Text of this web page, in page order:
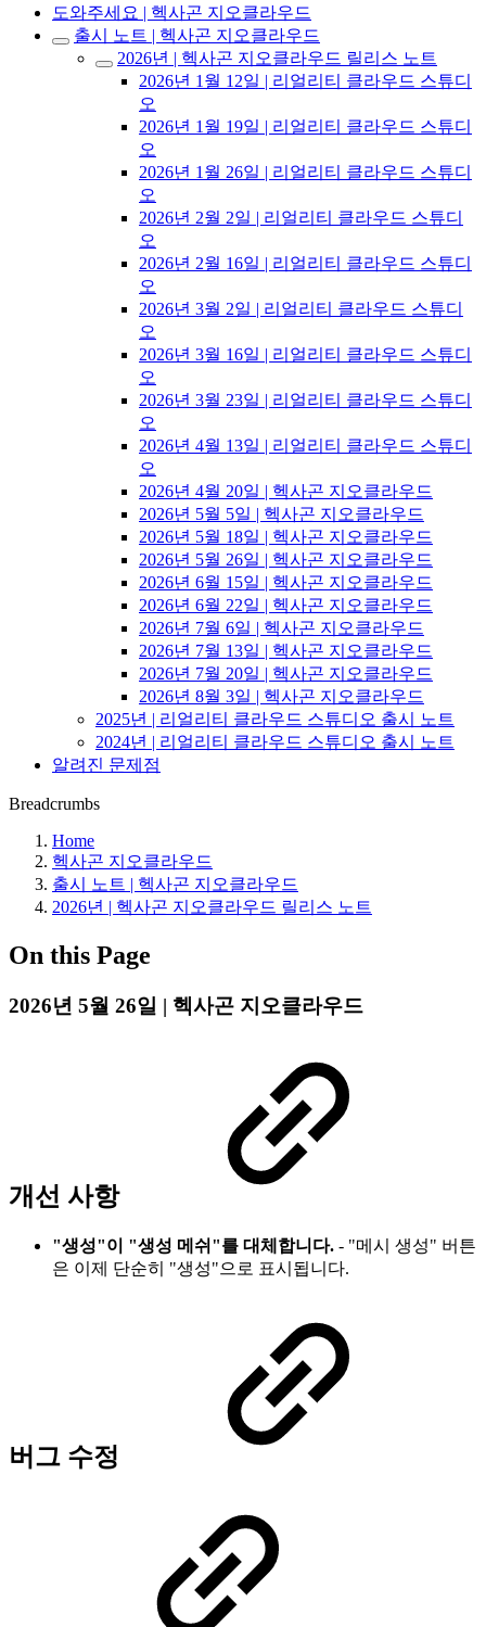
도와주세요 | 헥사곤 지오클라우드
출시 노트 | 헥사곤 지오클라우드
2026년 | 헥사곤 지오클라우드 릴리스 노트
2026년 1월 12일 | 리얼리티 클라우드 스튜디
오
2026년 1월 19일 | 리얼리티 클라우드 스튜디
오
2026년 1월 26일 | 리얼리티 클라우드 스튜디
오
2026년 2월 2일 | 리얼리티 클라우드 스튜디
오
2026년 2월 16일 | 리얼리티 클라우드 스튜디
오
2026년 3월 2일 | 리얼리티 클라우드 스튜디
오
2026년 3월 16일 | 리얼리티 클라우드 스튜디
오
2026년 3월 23일 | 리얼리티 클라우드 스튜디
오
2026년 4월 13일 | 리얼리티 클라우드 스튜디
오
2026년 4월 20일 | 헥사곤 지오클라우드
2026년 5월 5일 | 헥사곤 지오클라우드
2026년 5월 18일 | 헥사곤 지오클라우드
2026년 5월 26일 | 헥사곤 지오클라우드
2026년 6월 15일 | 헥사곤 지오클라우드
2026년 6월 22일 | 헥사곤 지오클라우드
2026년 7월 6일 | 헥사곤 지오클라우드
2026년 7월 13일 | 헥사곤 지오클라우드
2026년 7월 20일 | 헥사곤 지오클라우드
2026년 8월 3일 | 헥사곤 지오클라우드
2025년 | 리얼리티 클라우드 스튜디오 출시 노트
2024년 | 리얼리티 클라우드 스튜디오 출시 노트
알려진 문제점
Breadcrumbs
Home
헥사곤 지오클라우드
출시 노트 | 헥사곤 지오클라우드
2026년 | 헥사곤 지오클라우드 릴리스 노트
On this Page
2026년 5월 26일 | 헥사곤 지오클라우드
개선 사항
"생성"이 "생성 메쉬"를 대체합니다. - "메시 생성" 버튼
은 이제 단순히 "생성"으로 표시됩니다.
버그 수정